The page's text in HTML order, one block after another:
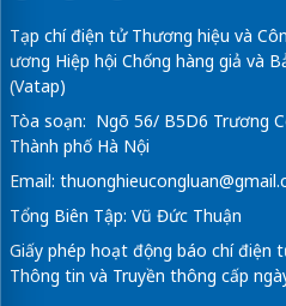
Tạp chí điện tử Thương hiệu và
ương Hiệp hội Chống hàng giả và
(Vatap)
Tòa soạn: Ngõ 56/ B5D6 Trương
Thành phố Hà Nội
Email:
Tổng Biên Tập: Vũ Đức Thuận
Giấy phép hoạt động báo chí điện
Thông tin và Truyền thông cấp